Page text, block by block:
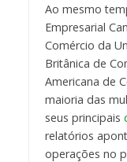
Ao mesmo
Empresarial
Comércio da
Britânica de
Americana de
maioria das
seus principais
relatórios
operações no